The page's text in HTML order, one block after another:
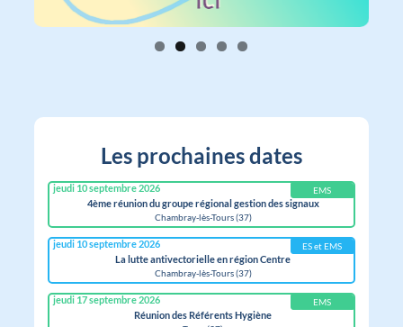
Les prochaines dates
jeudi 10 septembre 2026 EMS
4ème réunion du groupe régional gestion des signaux
Chambray-lès-Tours (37)
jeudi 10 septembre 2026 ES et EMS
La lutte antivectorielle en région Centre
Chambray-lès-Tours (37)
jeudi 17 septembre 2026 EMS
Réunion des Référents Hygiène